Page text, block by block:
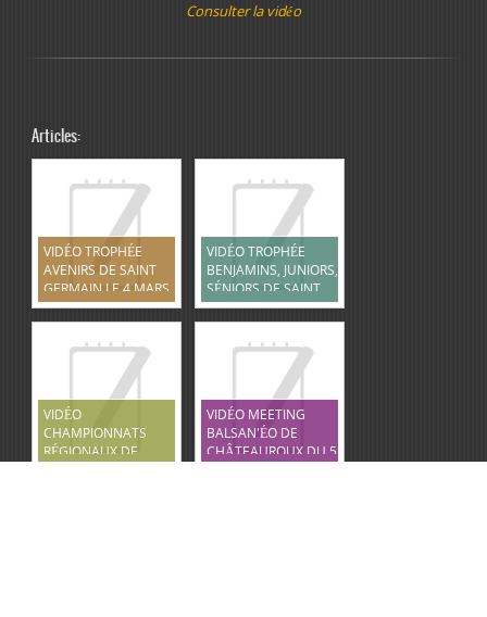
Consulter la vidéo
Articles:
VIDÉO TROPHÉE
AVENIRS DE SAINT
GERMAIN LE 4 MARS
2023
VIDÉO TROPHÉE
BENJAMINS, JUNIORS,
SÉNIORS DE SAINT
GERMAIN LE 5 MARS
2023
VIDÉO
CHAMPIONNATS
RÉGIONAUX DE
VIDÉO MEETING
BALSAN'ÉO DE
CHÂTEAUROUX DU 5